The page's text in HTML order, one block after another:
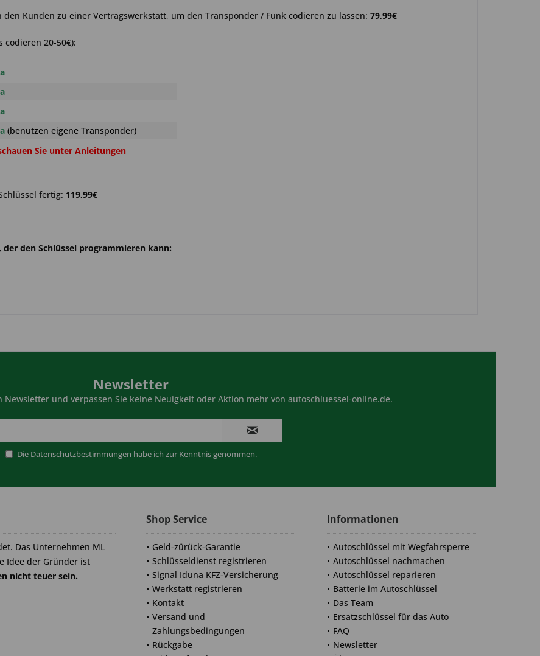
Kunden zu einer Vertragswerkstatt, um den Transponder / Funk codieren zu lassen: 79,99€
codieren 20-50€):
(benutzen eigene Transponder)
Sie unter Anleitungen
fertig: 119,99€
den Schlüssel programmieren kann:
Newsletter
Newsletter und verpassen Sie keine Neuigkeit oder Aktion mehr von autoschluessel-online.de.
Die Datenschutzbestimmungen habe ich zur Kenntnis genommen.
Das Unternehmen ML
Idee der Gründer ist
nicht teuer sein.
Shop Service
Geld-zürück-Garantie
Schlüsseldienst registrieren
Signal Iduna KFZ-Versicherung
Werkstatt registrieren
Kontakt
Versand und
Zahlungsbedingungen
Rückgabe
Informationen
Autoschlüssel mit Wegfahrsperre
Autoschlüssel nachmachen
Autoschlüssel reparieren
Batterie im Autoschlüssel
Das Team
Ersatzschlüssel für das Auto
FAQ
Newsletter